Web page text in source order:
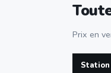
Prix en
Station